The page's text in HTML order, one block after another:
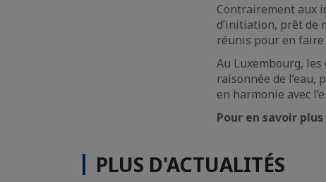
Contrairement aux
d’initiation, prêt de
réunis pour en faire
Au Luxembourg, les
raisonnée de
en harmonie avec
Pour en savoir
PLUS D'ACTUALITÉS